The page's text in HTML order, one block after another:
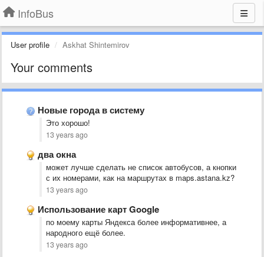
InfoBus
User profile Askhat Shintemirov
Your comments
Новые города в систему
Это хорошо!
13 years ago
два окна
может лучше сделать не список автобусов, а кнопки
с их номерами, как на маршрутах в maps.astana.kz?
13 years ago
Использование карт Google
по моему карты Яндекса более информативнее, а
народного ещё более.
13 years ago